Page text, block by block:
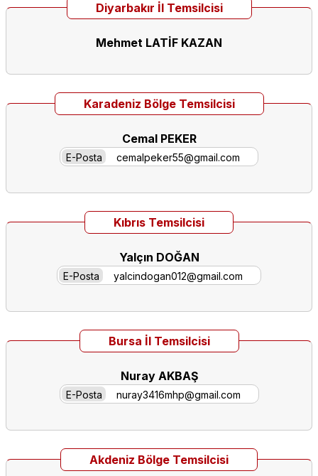
Diyarbakır İl Temsilcisi
Mehmet LATİF KAZAN
Karadeniz Bölge Temsilcisi
Cemal PEKER
E-Posta cemalpeker55@gmail.com
Kıbrıs Temsilcisi
Yalçın DOĞAN
E-Posta yalcindogan012@gmail.com
Bursa İl Temsilcisi
Nuray AKBAŞ
E-Posta nuray3416mhp@gmail.com
Akdeniz Bölge Temsilcisi